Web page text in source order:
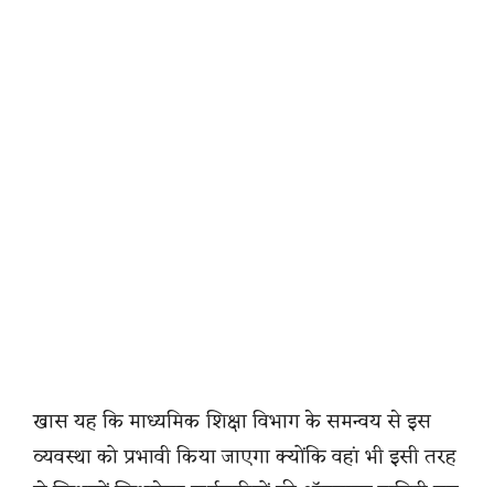
खास यह कि माध्यमिक शिक्षा विभाग के समन्वय से इस
व्यवस्था को प्रभावी किया जाएगा क्योंकि वहां भी इसी तरह